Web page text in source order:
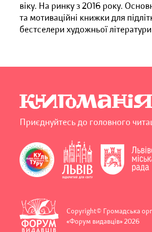
віку. На ринку з 2016 року.
та мотиваційні книжки для
бестселери художньої
Приєднуйтесь до головного
Copyright© Громадська
«Форум видавців» 2026